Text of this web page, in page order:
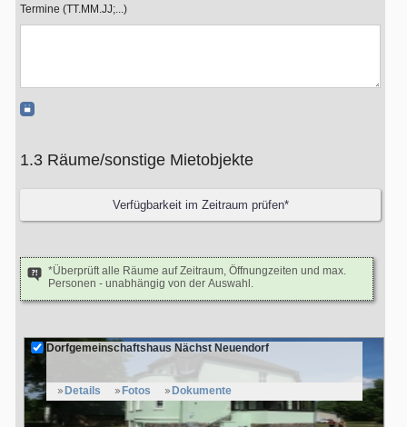
Termine (TT.MM.JJ;...)
1.3 Räume/sonstige Mietobjekte
*Überprüft alle Räume auf Zeitraum, Öffnungzeiten und max.
Personen - unabhängig von der Auswahl.
Dorfgemeinschaftshaus Nächst Neuendorf
Details Fotos Dokumente